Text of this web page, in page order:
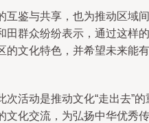
互鉴与共享，也为推动区域间
田群众纷纷表示，通过这样的
的文化特色，并希望未来能有
活动是推动文化“走出去”的
文化交流，为弘扬中华优秀传